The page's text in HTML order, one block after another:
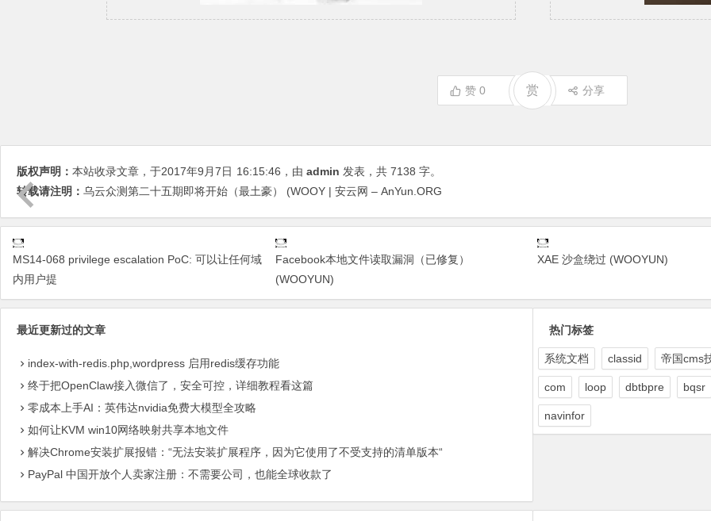
赞 0 赏 分享
版权声明： 本站收录文章，于2017年9月7日 16:15:46 ，由 admin 发表，共 7138 字。
转载请注明： 乌云众测第二十五期即将开始（最土豪） (WOOY | 安云网 – AnYun.ORG
MS14-068 privilege escalation PoC: 可以让任何域
内用户提
Facebook本地文件读取漏洞（已修复）
(WOOYUN)
XAE 沙盒绕过 (WOOYUN)
最近更新过的文章
index-with-redis.php,wordpress 启用redis缓存功能
终于把OpenClaw接入微信了，安全可控，详细教程看这篇
零成本上手AI：英伟达nvidia免费大模型全攻略
如何让KVM win10网络映射共享本地文件
解决Chrome安装扩展报错：“无法安装扩展程序，因为它使用了不受支持的清单版本“
PayPal 中国开放个人卖家注册：不需要公司，也能全球收款了
热门标签
系统文档 classid 帝国cms
com loop dbtbpre bqsr
navinfor